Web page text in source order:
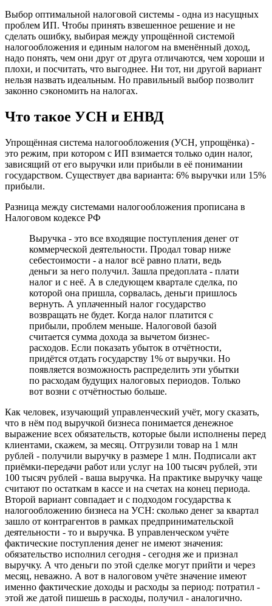
Выбор оптимальной налоговой системы - одна из насущных
проблем ИП. Чтобы принять взвешенное решение и не
сделать ошибку, выбирая между упрощённой системой
налогообложения и единым налогом на вменённый доход,
надо понять, чем они друг от друга отличаются, чем хороши и
плохи, и посчитать, что выгоднее. Ни тот, ни другой вариант
нельзя назвать идеальным. Но правильный выбор позволит
законно сэкономить на налогах.
Что такое УСН и ЕНВД
Упрощённая система налогообложения (УСН, упрощёнка) -
это режим, при котором с ИП взимается только один налог,
зависящий от его выручки или прибыли в её понимании
государством. Существует два варианта: 6% выручки или 15%
прибыли.
Разница между системами налогообложения прописана в
Налоговом кодексе РФ
Выручка - это все входящие поступления денег от
коммерческой деятельности. Продал товар ниже
себестоимости - а налог всё равно плати, ведь
деньги за него получил. Зашла предоплата - плати
налог и с неё. А в следующем квартале сделка, по
которой она пришла, сорвалась, деньги пришлось
вернуть. А уплаченный налог государство
возвращать не будет. Когда налог платится с
прибыли, проблем меньше. Налоговой базой
считается сумма дохода за вычетом бизнес-
расходов. Если показать убыток в отчётности,
придётся отдать государству 1% от выручки. Но
появляется возможность распределить эти убытки
по расходам будущих налоговых периодов. Только
вот возни с отчётностью больше.
Как человек, изучающий управленческий учёт, могу сказать,
что в нём под выручкой бизнеса понимается денежное
выражение всех обязательств, которые были исполнены перед
клиентами, скажем, за месяц. Отгрузили товар на 1 млн
рублей - получили выручку в размере 1 млн. Подписали акт
приёмки-передачи работ или услуг на 100 тысяч рублей, эти
100 тысяч рублей - ваша выручка. На практике выручку чаще
считают по остаткам в кассе и на счетах на конец периода.
Второй вариант совпадает и с подходом государства к
налогообложению бизнеса на УСН: сколько денег за квартал
зашло от контрагентов в рамках предпринимательской
деятельности - то и выручка. В управленческом учёте
фактические поступления денег не имеют значения:
обязательство исполнил сегодня - сегодня же и признал
выручку. А что деньги по этой сделке могут прийти и через
месяц, неважно. А вот в налоговом учёте значение имеют
именно фактические доходы и расходы за период: потратил -
этой же датой пишешь в расходы, получил - аналогично.